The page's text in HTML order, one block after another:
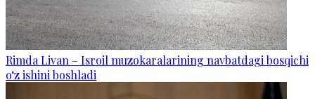
Rimda Livan – Isroil muzokaralarining navbatdagi bosqichi
o‘z ishini boshladi